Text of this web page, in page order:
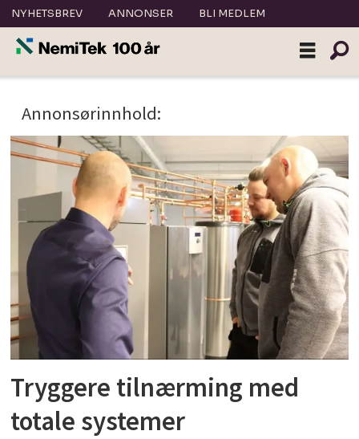
NYHETSBREV ANNONSER BLI MEDLEM
Tag:
varme
Annonsørinnhold:
Tryggere tilnærming med
totale systemer